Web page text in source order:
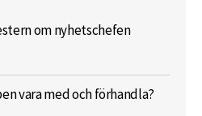
om nyhetschefen
vara med och förhandla?